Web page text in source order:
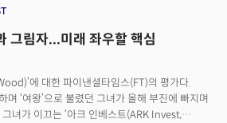
그림자...미래 좌우할 핵심
에 대한 파이낸셜타임스(FT)의 평가다.
며 ‘여왕’으로 불렸던 그녀가 올해 부진에 빠지며
녀가 이끄는 ‘아크 인베스트(ARK Invest,